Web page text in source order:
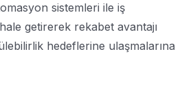
sistemleri ile iş
getirerek rekabet avantajı
hedeflerine ulaşmalarına